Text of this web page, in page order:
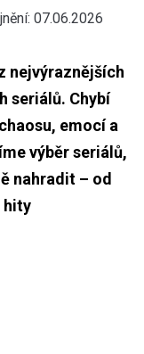
07.06.2026
nejvýraznějších
seriálů. Chybí
emocí a
výběr seriálů,
nahradit – od
hity